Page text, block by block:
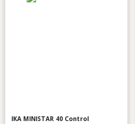
IKA MINISTAR 40 Control